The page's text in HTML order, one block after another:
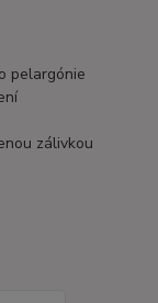
pelargónie
zálivkou